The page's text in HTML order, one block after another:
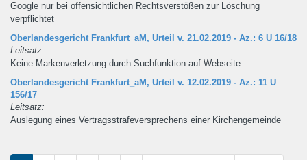
Google nur bei offensichtlichen Rechtsverstößen zur Löschung
verpflichtet
Oberlandesgericht Frankfurt_aM, Urteil v. 21.02.2019 - Az.: 6 U 16/18
Leitsatz:
Keine Markenverletzung durch Suchfunktion auf Webseite
Oberlandesgericht Frankfurt_aM, Urteil v. 12.02.2019 - Az.: 11 U
156/17
Leitsatz:
Auslegung eines Vertragsstrafeversprechens einer Kirchengemeinde